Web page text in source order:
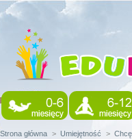
Strona główna > Umiejętność >